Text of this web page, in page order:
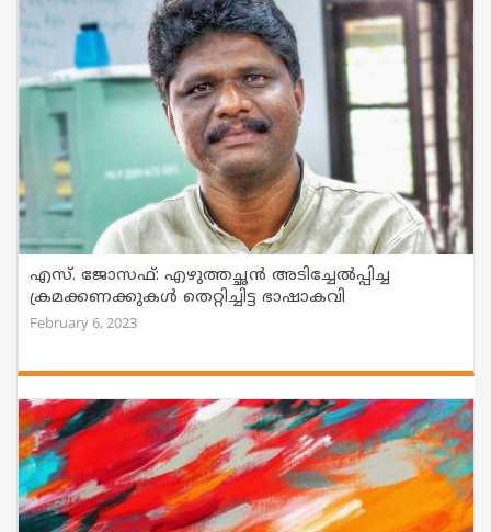
എസ്. ജോസഫ്: എഴുത്തച്ഛൻ അടിച്ചേൽപ്പിച്ച
ക്രമക്കണക്കുകൾ തെറ്റിച്ചിട്ട ഭാഷാകവി
February 6, 2023